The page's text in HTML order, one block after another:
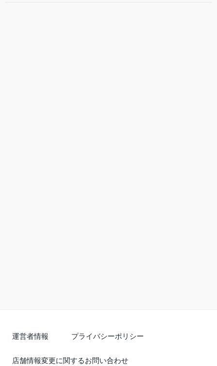
運営者情報 プライバシーポリシー
店舗情報変更に関するお問い合わせ